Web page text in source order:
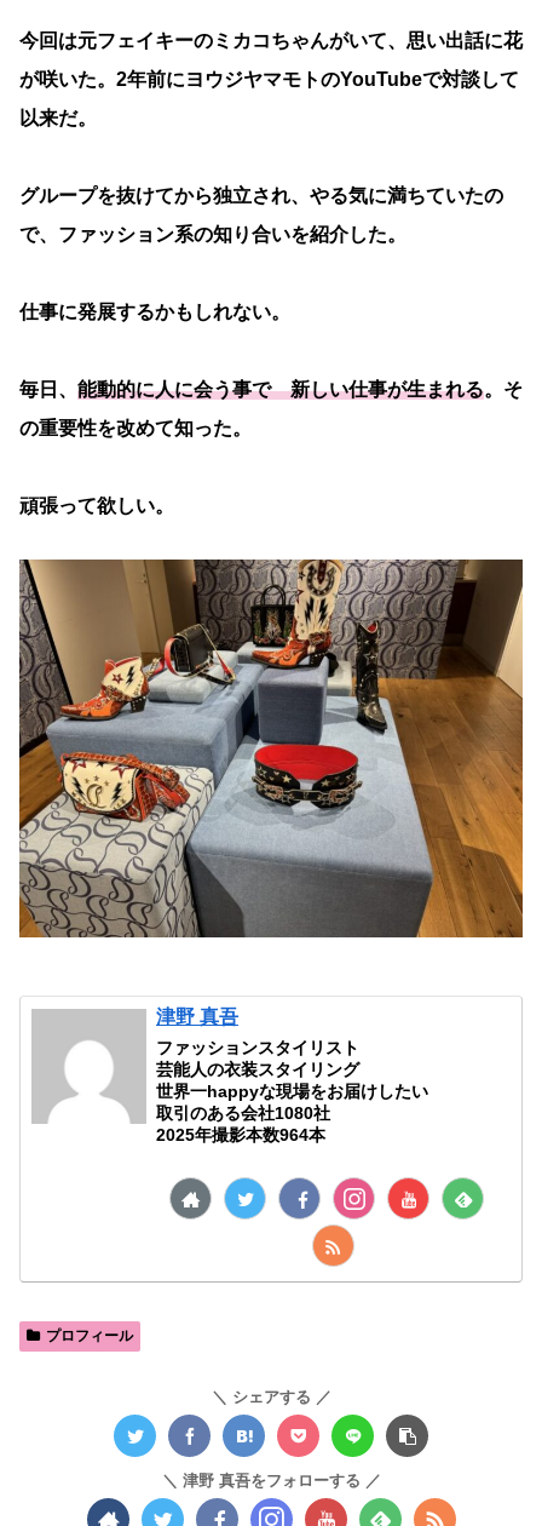
今回は元フェイキーのミカコちゃんがいて、思い出話に花
が咲いた。2年前にヨウジヤマモトのYouTubeで対談して
以来だ。
グループを抜けてから独立され、やる気に満ちていたの
で、ファッション系の知り合いを紹介した。
仕事に発展するかもしれない。
毎日、 能動的に人に会う事で 新しい仕事が生まれる。そ
の重要性を改めて知った。
頑張って欲しい。
津野 真吾
ファッションスタイリスト
芸能人の衣装スタイリング
世界一happyな現場をお届けしたい
取引のある会社1080社
2025年撮影本数964本
プロフィール
シェアする
津野 真吾をフォローする